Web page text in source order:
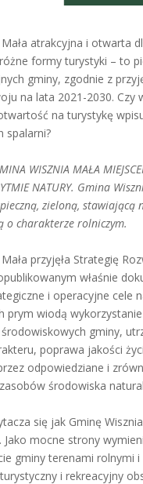
Mała atrakcyjna i otwarta
formy turystyki – to
gminy, zgodnie z
na lata 2021-2030. Czy
na turystykę
spalarni?
WISZNIA MAŁA
NATURY. Gmina
zieloną, stawiającą
o charakterze rolniczym.
przyjęła Strategię
właśnie
i operacyjne cele
prym wiodą
gminy,
poprawa jakości
odpowiedziane i
środowiska
się jak Gminę
Jako mocne strony
gminy terenami rolnymi i
i rekreacyjny